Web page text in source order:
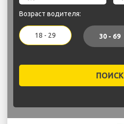
Возраст водителя:
18 - 29 30 - 69
ПОИСК